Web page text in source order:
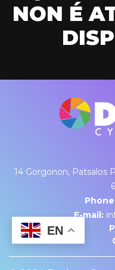
NON É
14 Gorgonon, Patsalos
E-mail:
EN